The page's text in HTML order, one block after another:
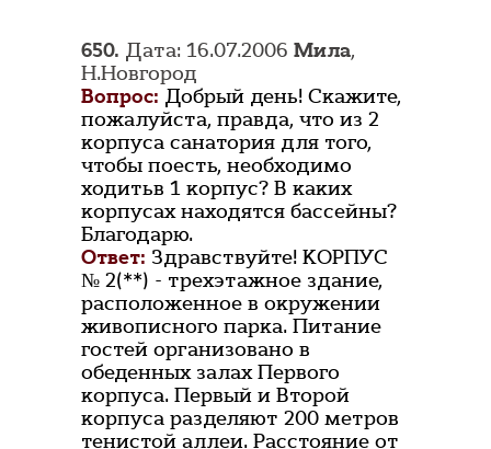
650. Дата: 16.07.2006 Мила,
Н.Новгород
Вопрос: Добрый день! Скажите,
пожалуйста, правда, что из 2
корпуса санатория для того,
чтобы поесть, необходимо
ходитьв 1 корпус? В каких
корпусах находятся бассейны?
Благодарю.
Ответ: Здравствуйте! КОРПУС
№ 2(**) - трехэтажное здание,
расположенное в окружении
живописного парка. Питание
гостей организовано в
обеденных залах Первого
корпуса. Первый и Второй
корпуса разделяют 200 метров
тенистой аллеи. Расстояние от